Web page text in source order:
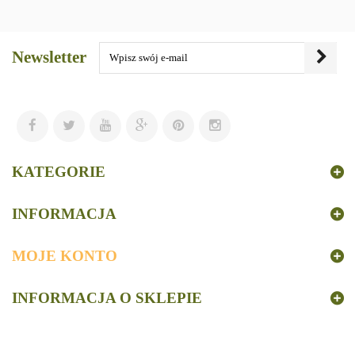
Newsletter
KATEGORIE
INFORMACJA
MOJE KONTO
INFORMACJA O SKLEPIE